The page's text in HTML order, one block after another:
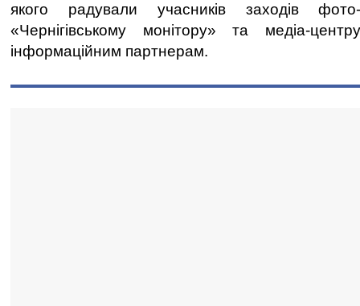
якого радували учасників заходів
«Чернігівському монітору» та медіа-
інформаційним партнерам.